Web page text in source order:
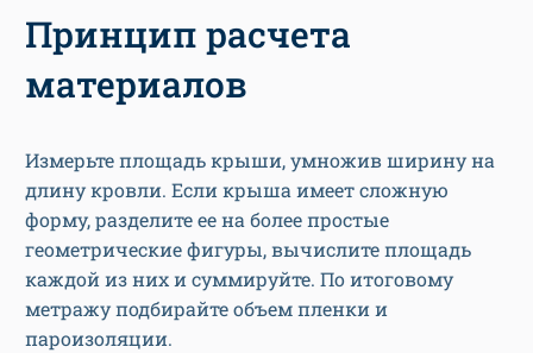
Принцип расчета
материалов
Измерьте площадь крыши, умножив ширину на
длину кровли. Если крыша имеет сложную
форму, разделите ее на более простые
геометрические фигуры, вычислите площадь
каждой из них и суммируйте. По итоговому
метражу подбирайте объем пленки и
пароизоляции.